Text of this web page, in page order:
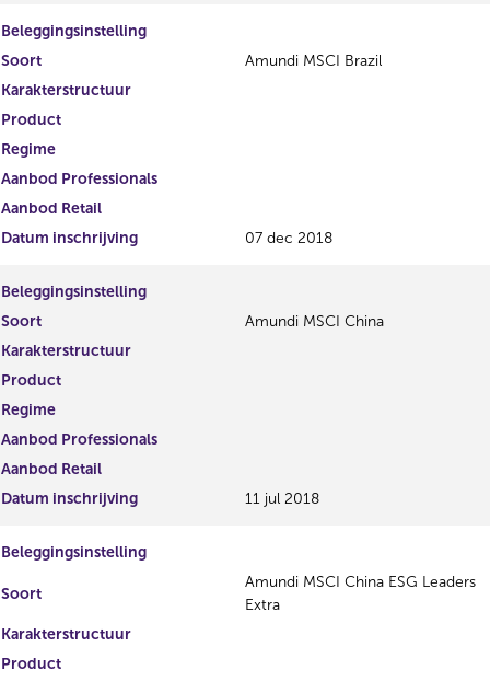
Beleggingsinstelling
Soort
Amundi MSCI Brazil
Karakterstructuur
Product
Regime
Aanbod Professionals
Aanbod Retail
Datum inschrijving
07 dec 2018
Beleggingsinstelling
Soort
Amundi MSCI China
Karakterstructuur
Product
Regime
Aanbod Professionals
Aanbod Retail
Datum inschrijving
11 jul 2018
Beleggingsinstelling
Soort
Amundi MSCI China ESG Leaders
Extra
Karakterstructuur
Product